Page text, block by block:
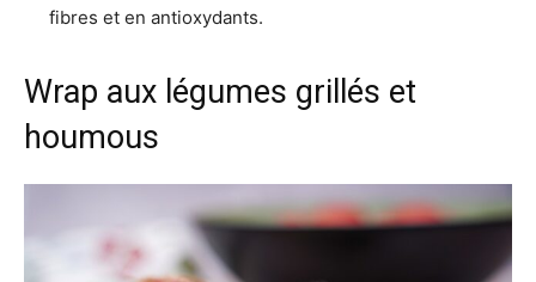
fibres et en antioxydants.
Wrap aux légumes grillés et
houmous